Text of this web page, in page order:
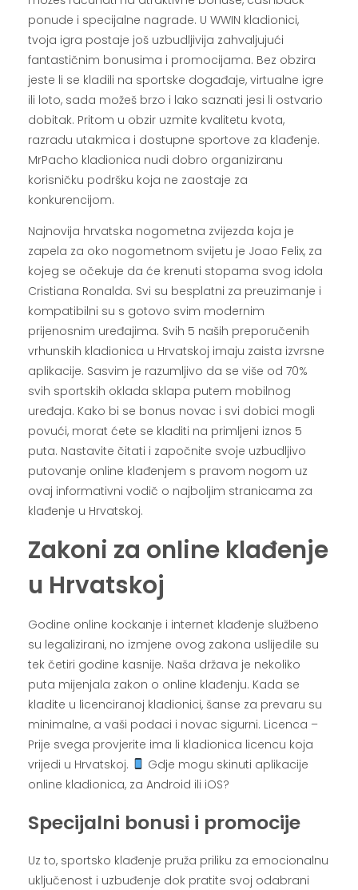
ponude i specijalne nagrade. U WWIN kladionici,
tvoja igra postaje još uzbudljivija zahvaljujući
fantastičnim bonusima i promocijama. Bez obzira
jeste li se kladili na sportske događaje, virtualne igre
ili loto, sada možeš brzo i lako saznati jesi li ostvario
dobitak. Pritom u obzir uzmite kvalitetu kvota,
razradu utakmica i dostupne sportove za klađenje.
MrPacho kladionica nudi dobro organiziranu
korisničku podršku koja ne zaostaje za
konkurencijom.
Najnovija hrvatska nogometna zvijezda koja je
zapela za oko nogometnom svijetu je Joao Felix, za
kojeg se očekuje da će krenuti stopama svog idola
Cristiana Ronalda. Svi su besplatni za preuzimanje i
kompatibilni su s gotovo svim modernim
prijenosnim uređajima. Svih 5 naših preporučenih
vrhunskih kladionica u Hrvatskoj imaju zaista izvrsne
aplikacije. Sasvim je razumljivo da se više od 70%
svih sportskih oklada sklapa putem mobilnog
uređaja. Kako bi se bonus novac i svi dobici mogli
povući, morat ćete se kladiti na primljeni iznos 5
puta. Nastavite čitati i započnite svoje uzbudljivo
putovanje online klađenjem s pravom nogom uz
ovaj informativni vodič o najboljim stranicama za
klađenje u Hrvatskoj.
Zakoni za online klađenje
u Hrvatskoj
Godine online kockanje i internet klađenje službeno
su legalizirani, no izmjene ovog zakona uslijedile su
tek četiri godine kasnije. Naša država je nekoliko
puta mijenjala zakon o online klađenju. Kada se
kladite u licenciranoj kladionici, šanse za prevaru su
minimalne, a vaši podaci i novac sigurni. Licenca –
Prije svega provjerite ima li kladionica licencu koja
vrijedi u Hrvatskoj.
Gdje mogu skinuti aplikacije
online kladionica, za Android ili iOS?
Specijalni bonusi i promocije
Uz to, sportsko klađenje pruža priliku za emocionalnu
uključenost i uzbuđenje dok pratite svoj odabrani